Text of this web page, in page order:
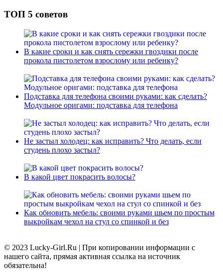
ТОП 5 советов
В какие сроки и как снять сережки гвоздики после
прокола пистолетом взрослому или ребенку?
Подставка для телефона своими руками: как сделать?
Модульное оригами: подставка для телефона
Не застыл холодец: как исправить? Что делать, если
студень плохо застыл?
В какой цвет покрасить волосы?
Как обновить мебель: своими руками шьем по простым
выкройкам чехол на стул со спинкой и без
© 2023 Lucky-Girl.Ru | При копировании информации с
нашего сайта, прямая активная ссылка на источник
обязательна!